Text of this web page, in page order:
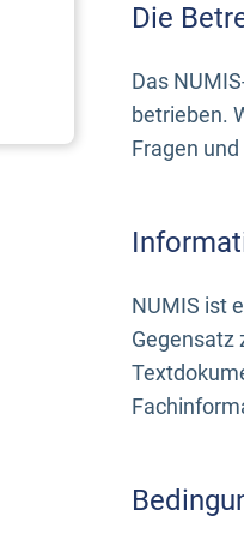
Die
Das
betrieben.
Fragen
NUMIS ist
Gegensatz